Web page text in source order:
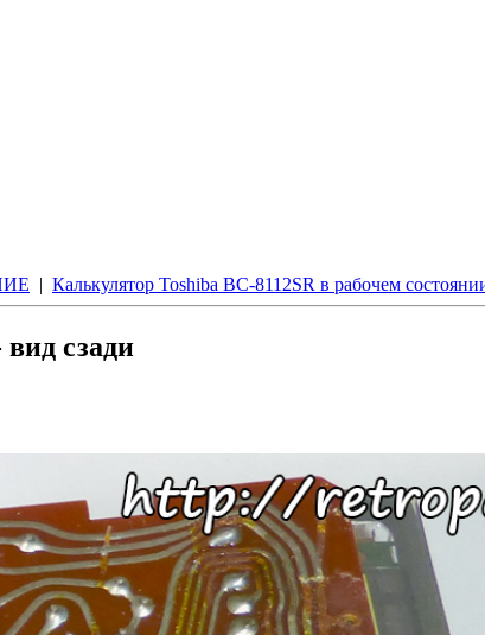
| Калькулятор Toshiba BC-8112SR в рабочем
сзади